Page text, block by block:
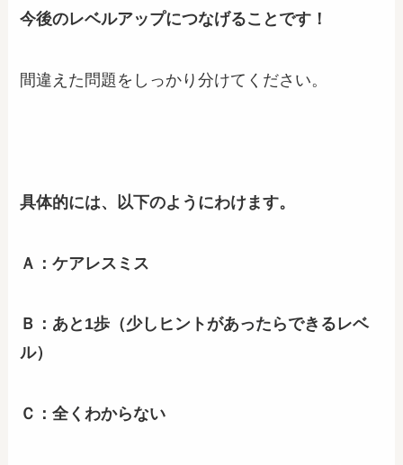
今後のレベルアップにつなげることです！
間違えた問題をしっかり分けてください。
具体的には、以下のようにわけます。
Ａ：ケアレスミス
Ｂ：あと1歩（少しヒントがあったらできるレベ
ル）
Ｃ：全くわからない